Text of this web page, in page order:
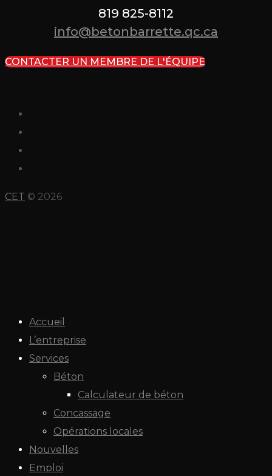
819 825-8112
info@betonbarrette.qc.ca
CONTACTER UN MEMBRE DE L'ÉQUIPE
CET © 2026
Accueil
L’entreprise
Services
Béton
Calculateur de béton
Concassage
Opérations locales
Nouvelles
Emploi